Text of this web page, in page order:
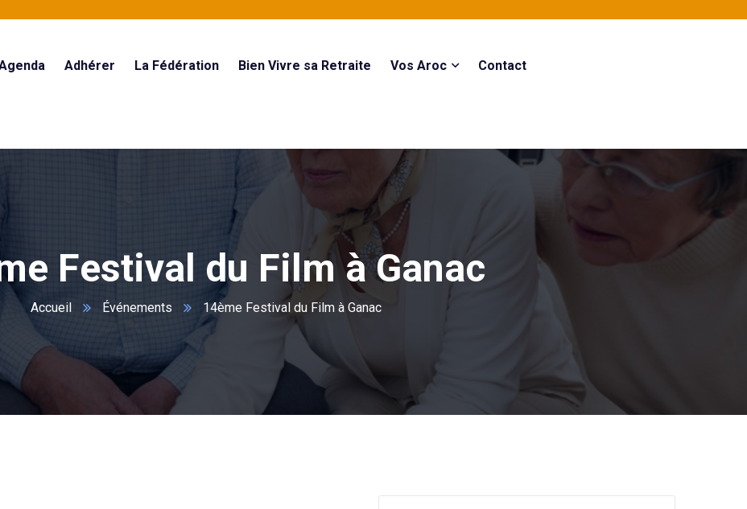
Adhérer La Fédération Bien Vivre sa Retraite Vos Aroc Contact
Festival du Film à Ganac
Accueil Événements 14ème Festival du Film à Ganac